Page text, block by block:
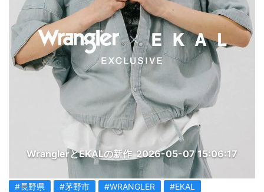
WranglerとEKALの新作 2026-05-07 15:06:17
#長野県 #茅野市 #WRANGLER
#EKAL